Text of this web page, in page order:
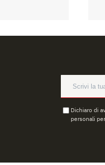
Dichiaro di
personali